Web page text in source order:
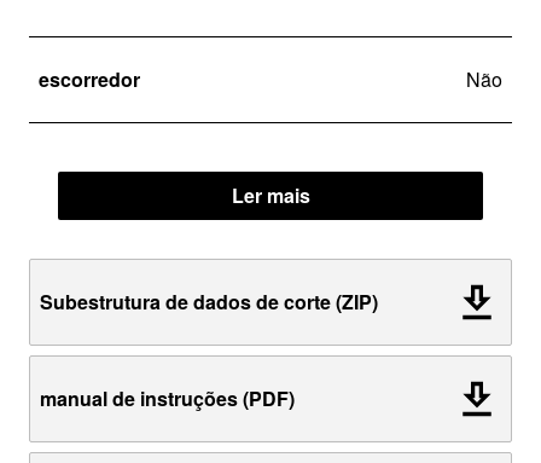
escorredor Não
Ler mais
Subestrutura de dados de corte (ZIP)
manual de instruções (PDF)